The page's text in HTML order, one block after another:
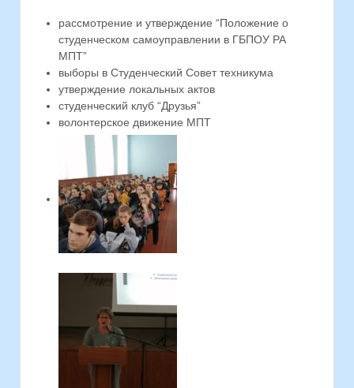
рассмотрение и утверждение “Положение о
студенческом самоуправлении в ГБПОУ РА
МПТ”
выборы в Студенческий Совет техникума
утверждение локальных актов
студенческий клуб “Друзья”
волонтерское движение МПТ